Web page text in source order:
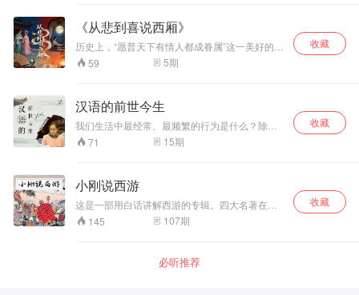
谷子智慧，提升你的思维力 让你在职场中步步高
升？ 在工作中，无论是竞争关系还是合作关系，
一致存在的是牵制和较量，每个人都在寻求方式
方法来自强致胜。即便是在日常生活中，一个人
的言谈技巧也对为人处世有很大的影响。 为了打
职场生存秘诀，从识人、用人、协作等方面，为
你解决职场困惑。 2021年，月涵带着新专栏重新
归来，将鬼谷子的传世谋略，拆解为25招职场处
世绝学，结合历史故事和现代人关心的话题，让
《从悲到喜说西厢》
历史上，“愿普天下有情人都成眷属”这一美好的愿
望，不知成为多少文学作品的主题，《西厢记》
便是描绘这一主题的最成功的戏剧。天下父母无
为何不让莺莺和自己的心上人张生谈恋爱呢，那
么莺莺的丫鬟红娘又如何设计把老夫人引入陷
阱，从而成就一段美好姻缘的呢？
59 5期
收藏
汉语的前世今生
我们生活中最经常、最频繁的行为是什么？除了
呼吸，大概就是说话了。说话，也就是使用语
言，包括用语言进行无声的思考，是最为平常和
么说、这么写。本栏目即是从日常生活中的语言
现象出发，揭示其背后语音、词义、文字的古今
演变，在知其然的基础上，知其所以然。 每期以
一个有趣的语言现象为主要内容，讲解其源流演
变和演变中的语言规律，让大家更了解自己的母
71 15期
收藏
小刚说西游
这是一部用白话讲解西游的专辑。四大名著在中
国文学史上的地位难分高低，都有着极高的文学
水平和艺术成就，细致的刻画和所蕴含的深刻思
物已经深深地影响了中国人。原著四大名著，晦
涩难懂，让很多朋友无法深入了解其精髓。小刚
145 107期
收藏
必听推荐